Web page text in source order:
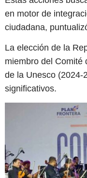
en motor de
ciudadana,
La elección de la
miembro del Comité
de la Unesco (2024-
significativos.